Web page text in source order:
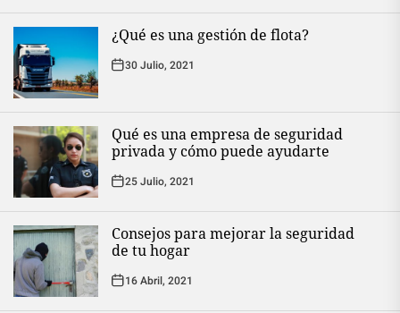
¿Qué es una gestión de flota?
30 Julio, 2021
Qué es una empresa de seguridad
privada y cómo puede ayudarte
25 Julio, 2021
Consejos para mejorar la seguridad
de tu hogar
16 Abril, 2021